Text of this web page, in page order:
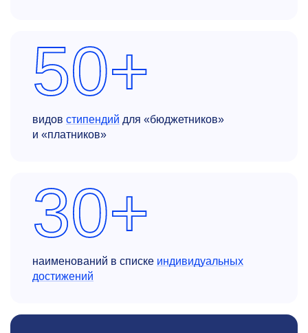
50+
видов стипендий для «бюджетников»
и «платников»
30+
наименований в списке индивидуальных
достижений